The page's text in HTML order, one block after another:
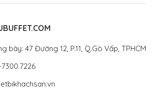
bày: 47 Đường 12, P.11, Q.Gò Vấp, TPHCM